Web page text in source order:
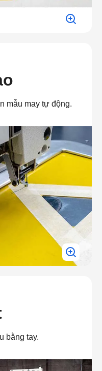
mẫu may tự động.
bằng tay.